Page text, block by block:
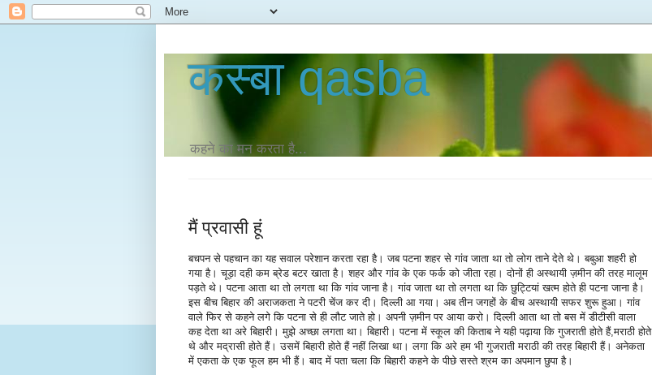
कस्‍बा qasba
कहने का मन करता है...
मैं प्रवासी हूं
बचपन से पहचान का यह सवाल परेशान करता रहा है। जब पटना शहर से गांव जाता था तो लोग ताने देते थे। बबुआ शहरी हो
गया है। चूड़ा दही कम ब्रेड बटर खाता है। शहर और गांव के एक फर्क को जीता रहा। दोनों ही अस्थायी ज़मीन की तरह मालूम
पड़ते थे। पटना आता था तो लगता था कि गांव जाना है। गांव जाता था तो लगता था कि छुट्टियां खत्म होते ही पटना जाना है।
इस बीच बिहार की अराजकता ने पटरी चेंज कर दी। दिल्ली आ गया। अब तीन जगहों के बीच अस्थायी सफर शुरू हुआ। गांव
वाले फिर से कहने लगे कि पटना से ही लौट जाते हो। अपनी ज़मीन पर आया करो। दिल्ली आता था तो बस में डीटीसी वाला
कह देता था अरे बिहारी। मुझे अच्छा लगता था। बिहारी। पटना में स्कूल की किताब ने यही पढ़ाया कि गुजराती होते हैं,मराठी होते
थे और मद्रासी होते हैं। उसमें बिहारी होते हैं नहीं लिखा था। लगा कि अरे हम भी गुजराती मराठी की तरह बिहारी हैं। अनेकता
में एकता के एक फूल हम भी हैं। बाद में पता चला कि बिहारी कहने के पीछे सस्ते श्रम का अपमान छुपा है।